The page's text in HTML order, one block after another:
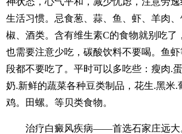
生活习惯。忌食葱、蒜、鱼、虾、羊肉
椒、酒类。含有维生素C的食物就别吃了
也需要注意少吃，碳酸饮料不要喝。鱼
段都不要吃了。平时可以多吃些：瘦肉.
奶.新鲜的蔬菜各种豆类制品，花生.黑米.
鸡。田螺。等贝类食物。
治疗白癜风疾病——首选石家庄远大